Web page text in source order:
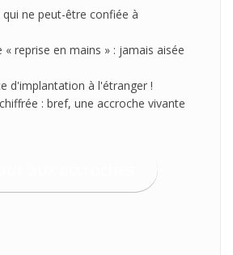
ne peut-être confiée à
reprise en mains » : jamais aisée
d'implantation à l'étranger !
: bref, une accroche vivante